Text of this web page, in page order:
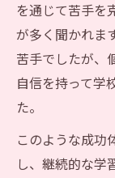
を通じて苦手を
が多く聞かれま
苦手でしたが、
自信を持って学
た。
このような成功
し、継続的な学